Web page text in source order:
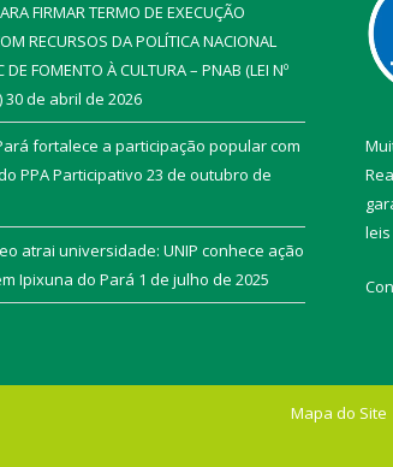
FIRMAR TERMO DE EXECUÇÃO
RECURSOS DA POLÍTICA NACIONAL
DE FOMENTO À CULTURA – PNAB (LEI Nº
30 de abril de 2026
fortalece a participação popular com
PPA Participativo 23 de outubro de
atrai universidade: UNIP conhece ação
Ipixuna do Pará 1 de julho de 2025
Mapa do Site